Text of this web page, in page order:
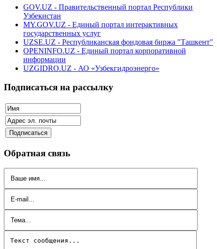
GOV.UZ - Правительственный портал Республики
Узбекистан
MY.GOV.UZ - Единый портал интерактивных
государственных услуг
UZSE.UZ - Республиканская фондовая биржа "Ташкент"
OPENINFO.UZ - Единый портал корпоративной
информации
UZGIDRO.UZ - АО «Узбекгидроэнерго»
Подписаться на рассылку
Обратная связь